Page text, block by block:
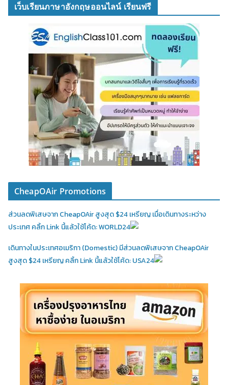
เว็บเรียนภาษาอังกฤษออนไลน์ เรียนฟรี
CheapOAir Promotions
ส่วนลดพิเสษจาก CheapOAir สูงสุด $24 เหรียญ เมื่อเดินทางระหว่าง
ประเทศ คลิ้ก Link นี้แล้วใช้โค้ด: WORLD24
เดินทางในประเทศอเมริกา (Domestic)มีส่วนลดพิเสษจาก CheapOAir
สูงสุด $24 เหรียญ คลิ้ก Link นี้แล้วใช้โค้ด: USA24